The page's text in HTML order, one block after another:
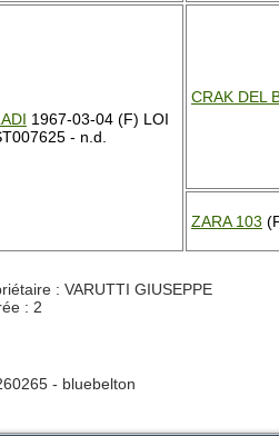
1967-03-04 (F) LOI
- n.d.
CRAK DEL
ZARA 103
: VARUTTI GIUSEPPE
: 2
- bluebelton